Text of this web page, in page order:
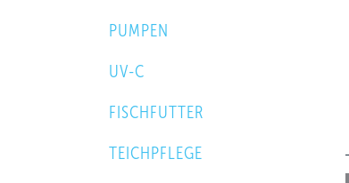
PUMPEN
UV-C
FISCHFUTTER
TEICHPFLEGE